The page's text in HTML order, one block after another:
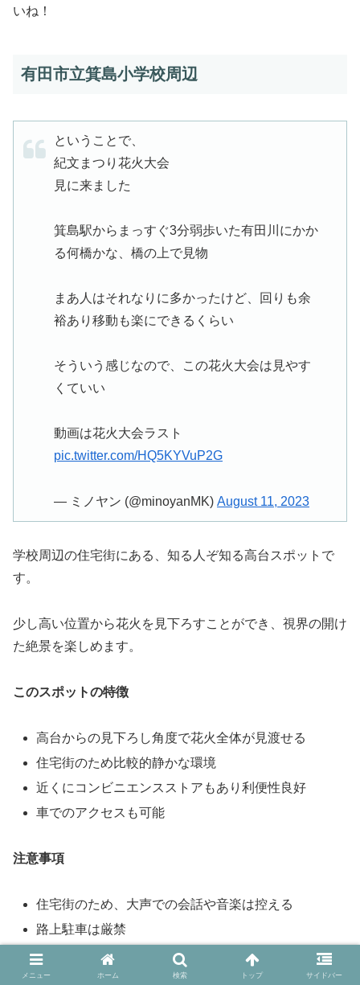
いね！
有田市立箕島小学校周辺
ということで、
紀文まつり花火大会
見に来ました
箕島駅からまっすぐ3分弱歩いた有田川にかか
る何橋かな、橋の上で見物
まあ人はそれなりに多かったけど、回りも余
裕あり移動も楽にできるくらい
そういう感じなので、この花火大会は見やす
くていい
動画は花火大会ラスト
pic.twitter.com/HQ5KYVuP2G
— ミノヤン (@minoyanMK) August 11, 2023
学校周辺の住宅街にある、知る人ぞ知る高台スポットで
す。
少し高い位置から花火を見下ろすことができ、視界の開け
た絶景を楽しめます。
このスポットの特徴
高台からの見下ろし角度で花火全体が見渡せる
住宅街のため比較的静かな環境
近くにコンビニエンスストアもあり利便性良好
車でのアクセスも可能
注意事項
住宅街のため、大声での会話や音楽は控える
路上駐車は厳禁
ゴミの持ち帰りを徹底する
メニュー ホーム 検索 トップ サイドバー